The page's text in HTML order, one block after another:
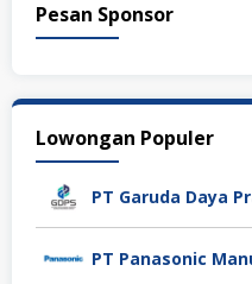
Pesan Sponsor
Lowongan Populer
PT Garuda Daya
PT Panasonic